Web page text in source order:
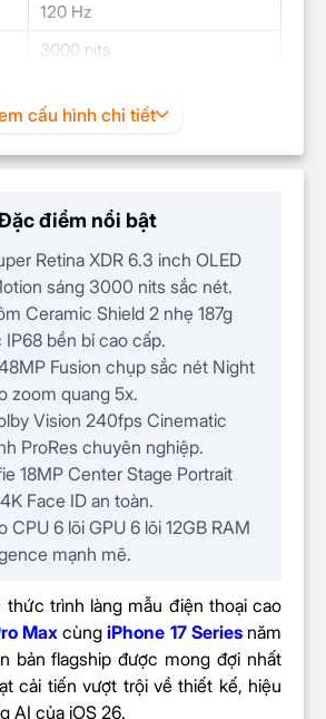
120 Hz
3000 nits
2868 Pixels)
Hãng không công bố
Apple GPU 6 nhân
Chính 48 MP & Phụ 48 MP, 48
MP
18 MP
Ảnh Raw
Điều khiển camera (Camera
Điều chỉnh khẩu độ
Zoom quang học
Zoom kỹ thuật số
Xóa phông
cấu hình chi tiết
điểm nổi bật
Retina XDR 6.3 inch OLED
sáng 3000 nits sắc nét.
Ceramic Shield 2 nhẹ 187g
bền bỉ cao cấp.
Fusion chụp sắc nét Night
zoom quang 5x.
Vision 240fps Cinematic
ProRes chuyên nghiệp.
18MP Center Stage Portrait
Face ID an toàn.
CPU 6 lõi GPU 6 lõi 12GB RAM
mạnh mẽ.
thức trình làng mẫu điện thoại cao
MaxcùngiPhone 17 Seriesnăm
bản flagship được mong đợi nhất
cải tiến vượt trội về thiết kế, hiệu
AI của iOS 26.